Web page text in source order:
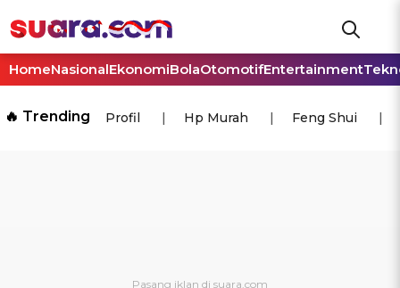
HomeNasionalEkonomiBolaOtomotifEntertainment
🔥 Trending Profil Hp Murah Feng Shui